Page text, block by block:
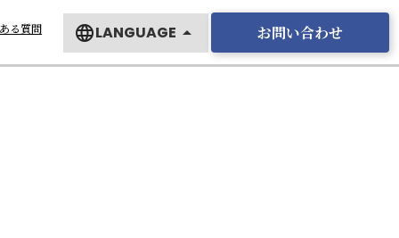
る質問 languageLANGUAGE arrow_drop_up
English
お問い合わせ